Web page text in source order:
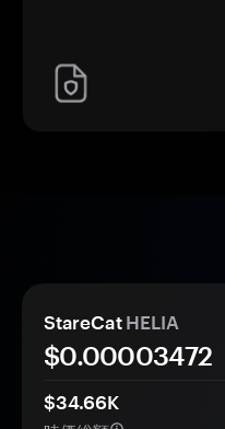
StareCat HELIA
$0.00003472
$34.66K